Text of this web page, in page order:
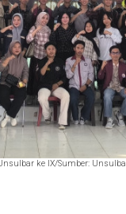
ke IX/Sumber: